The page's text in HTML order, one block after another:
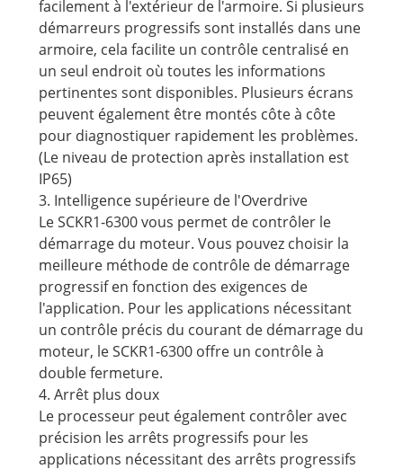
facilement à l'extérieur de l'armoire. Si plusieurs
démarreurs progressifs sont installés dans une
armoire, cela facilite un contrôle centralisé en
un seul endroit où toutes les informations
pertinentes sont disponibles. Plusieurs écrans
peuvent également être montés côte à côte
pour diagnostiquer rapidement les problèmes.
(Le niveau de protection après installation est
IP65)
3. Intelligence supérieure de l'Overdrive
Le SCKR1-6300 vous permet de contrôler le
démarrage du moteur. Vous pouvez choisir la
meilleure méthode de contrôle de démarrage
progressif en fonction des exigences de
l'application. Pour les applications nécessitant
un contrôle précis du courant de démarrage du
moteur, le SCKR1-6300 offre un contrôle à
double fermeture.
4. Arrêt plus doux
Le processeur peut également contrôler avec
précision les arrêts progressifs pour les
applications nécessitant des arrêts progressifs